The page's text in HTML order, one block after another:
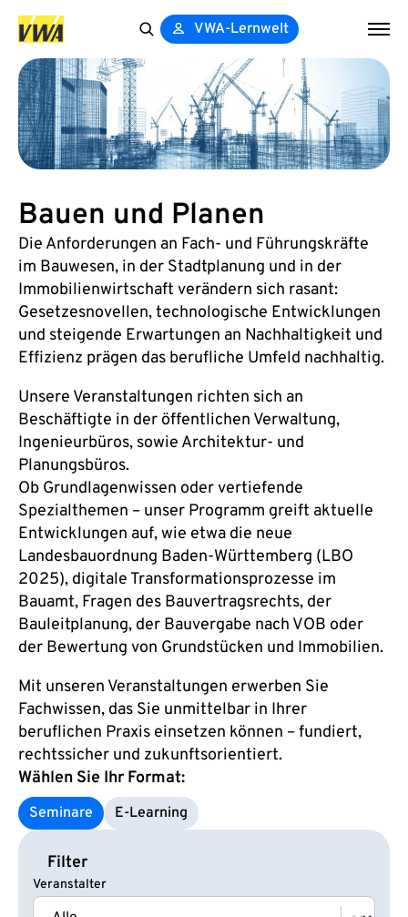
for:
VWA-Lernwelt
Bauen und Planen
Die Anforderungen an Fach- und Führungskräfte
im Bauwesen, in der Stadtplanung und in der
Immobilienwirtschaft verändern sich rasant:
Gesetzesnovellen, technologische Entwicklungen
und steigende Erwartungen an Nachhaltigkeit und
Effizienz prägen das berufliche Umfeld nachhaltig.
Unsere Veranstaltungen richten sich an
Beschäftigte in der öffentlichen Verwaltung,
Ingenieurbüros, sowie Architektur- und
Planungsbüros.
Ob Grundlagenwissen oder vertiefende
Spezialthemen – unser Programm greift aktuelle
Entwicklungen auf, wie etwa die neue
Landesbauordnung Baden-Württemberg (LBO
2025), digitale Transformationsprozesse im
Bauamt, Fragen des Bauvertragsrechts, der
Bauleitplanung, der Bauvergabe nach VOB oder
der Bewertung von Grundstücken und Immobilien.
Mit unseren Veranstaltungen erwerben Sie
Fachwissen, das Sie unmittelbar in Ihrer
beruflichen Praxis einsetzen können – fundiert,
rechtssicher und zukunftsorientiert.
Wählen Sie Ihr Format:
Seminare E‑Learning
Filter
Veranstalter
Veranstalter
Veranstalter